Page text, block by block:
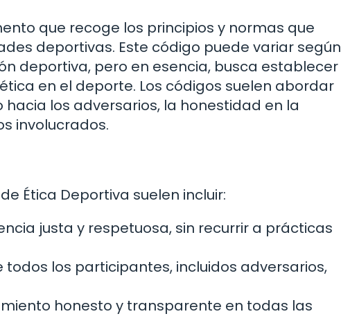
que recoge los principios y normas que
deportivas. Este código puede variar según
deportiva, pero en esencia, busca establecer
en el deporte. Los códigos suelen abordar
los adversarios, la honestidad en la
involucrados.
Ética Deportiva suelen incluir:
justa y respetuosa, sin recurrir a prácticas
los participantes, incluidos adversarios,
honesto y transparente en todas las